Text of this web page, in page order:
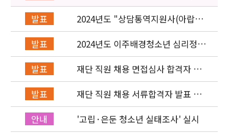
서첨부)
발표
2024년도 "상담통역지원사(아랍어,
러시아어, 몽골어)" 최종 합격자 발
표
발표
2024년도 이주배경청소년 심리정서
지원사업 "상담통역지원사(아랍어,
러시아어, 몽골어)" 서류심사 합격자
발표
발표
재단 직원 채용 면접심사 합격자 발
표 / 사업운영부
발표
재단 직원 채용 서류합격자 발표 및
면접심사 안내 / 사업운영부
안내
'고립·은둔 청소년 실태조사' 실시